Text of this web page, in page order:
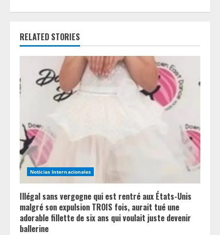
R
a
i
n
g
RELATED STORIES
Noticias Internacionales
Illégal sans vergogne qui est rentré aux États-Unis
malgré son expulsion TROIS fois, aurait tué une
adorable fillette de six ans qui voulait juste devenir
ballerine